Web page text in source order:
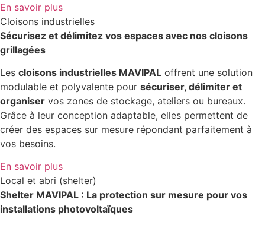
En savoir plus
Cloisons industrielles
Sécurisez et délimitez vos espaces avec nos cloisons
grillagées
Les cloisons industrielles MAVIPAL offrent une solution
modulable et polyvalente pour sécuriser, délimiter et
organiser vos zones de stockage, ateliers ou bureaux.
Grâce à leur conception adaptable, elles permettent de
créer des espaces sur mesure répondant parfaitement à
vos besoins.
En savoir plus
Local et abri (shelter)
Shelter MAVIPAL : La protection sur mesure pour vos
installations photovoltaïques